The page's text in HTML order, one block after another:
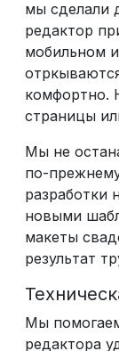
мы сделали
редактор
мобильном
комфортно.
страницы
Мы не
по-
разработки
новыми
макеты
результат
Мы
редактора